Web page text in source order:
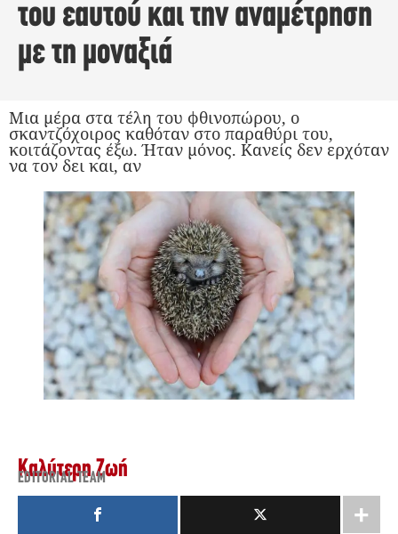
του εαυτού και την αναμέτρηση
με τη μοναξιά
Μια μέρα στα τέλη του φθινοπώρου, ο
σκαντζόχοιρος καθόταν στο παραθύρι του,
κοιτάζοντας έξω. Ήταν μόνος. Κανείς δεν ερχόταν
να τον δει και, αν
Καλύτερη Ζωή
EDITORIAL TEAM